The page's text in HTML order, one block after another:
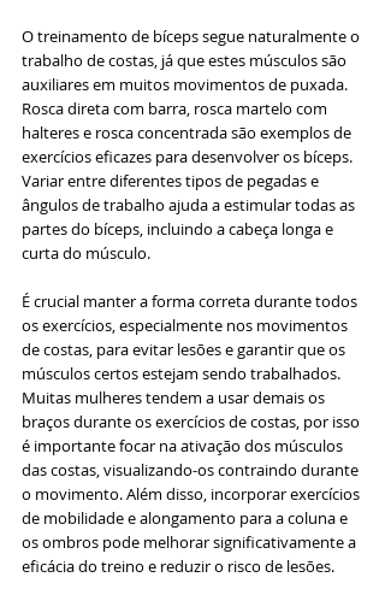
O treinamento de bíceps segue naturalmente o
trabalho de costas, já que estes músculos são
auxiliares em muitos movimentos de puxada.
Rosca direta com barra, rosca martelo com
halteres e rosca concentrada são exemplos de
exercícios eficazes para desenvolver os bíceps.
Variar entre diferentes tipos de pegadas e
ângulos de trabalho ajuda a estimular todas as
partes do bíceps, incluindo a cabeça longa e
curta do músculo.
É crucial manter a forma correta durante todos
os exercícios, especialmente nos movimentos
de costas, para evitar lesões e garantir que os
músculos certos estejam sendo trabalhados.
Muitas mulheres tendem a usar demais os
braços durante os exercícios de costas, por isso
é importante focar na ativação dos músculos
das costas, visualizando-os contraindo durante
o movimento. Além disso, incorporar exercícios
de mobilidade e alongamento para a coluna e
os ombros pode melhorar significativamente a
eficácia do treino e reduzir o risco de lesões.